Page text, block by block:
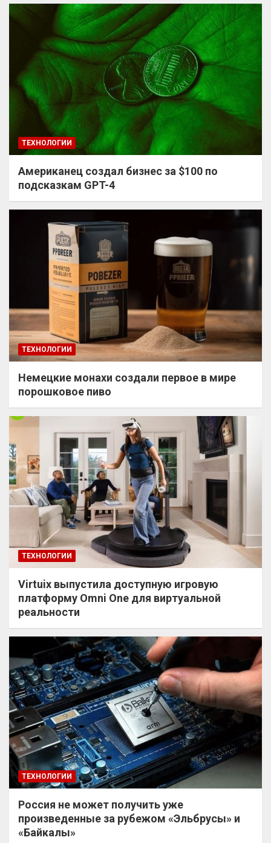
ТЕХНОЛОГИИ
Американец создал бизнес за $100 по
подсказкам GPT-4
ТЕХНОЛОГИИ
Немецкие монахи создали первое в мире
порошковое пиво
ТЕХНОЛОГИИ
Virtuix выпустила доступную игровую
платформу Omni One для виртуальной
реальности
ТЕХНОЛОГИИ
Россия не может получить уже
произведенные за рубежом «Эльбрусы» и
«Байкалы»